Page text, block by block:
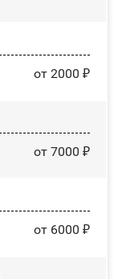
от 2000 ₽
от 7000 ₽
от 6000 ₽